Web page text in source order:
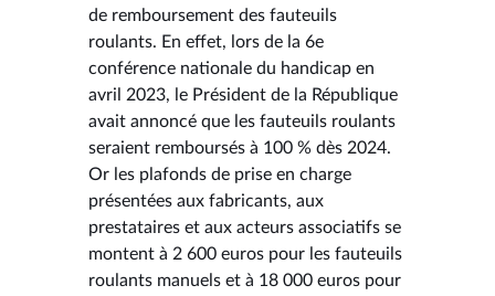
de remboursement des fauteuils
roulants. En effet, lors de la 6e
conférence nationale du handicap en
avril 2023, le Président de la République
avait annoncé que les fauteuils roulants
seraient remboursés à 100 % dès 2024.
Or les plafonds de prise en charge
présentées aux fabricants, aux
prestataires et aux acteurs associatifs se
montent à 2 600 euros pour les fauteuils
roulants manuels et à 18 000 euros pour